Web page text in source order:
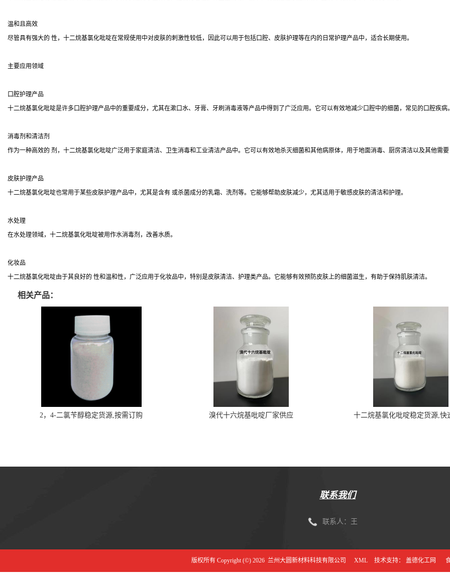
温和且高效
尽管具有强大的 性，十二烷基氯化吡啶在常规使用中对皮肤的刺激性较低，因此可以用于包括口腔、皮肤护理等在内的日常护理产品中，适合长期使用。
主要应用领域
口腔护理产品
十二烷基氯化吡啶是许多口腔护理产品中的重要成分，尤其在漱口水、牙膏、牙刷消毒液等产品中得到了广泛应用。它可以有效地减少口腔中的细菌，常见的口腔疾病。
消毒剂和清洁剂
作为一种高效的 剂，十二烷基氯化吡啶广泛用于家庭清洁、卫生消毒和工业清洁产品中。它可以有效地杀灭细菌和其他病原体，用于地面消毒、厨房清洁以及其他需要
皮肤护理产品
十二烷基氯化吡啶也常用于某些皮肤护理产品中，尤其是含有 或杀菌成分的乳霜、洗剂等。它能够帮助皮肤减少，尤其适用于敏感皮肤的清洁和护理。
水处理
在水处理领域，十二烷基氯化吡啶被用作水消毒剂，改善水质。
化妆品
十二烷基氯化吡啶由于其良好的 性和温和性，广泛应用于化妆品中，特别是皮肤清洁、护理类产品。它能够有效预防皮肤上的细菌滋生，有助于保持肌肤清洁。
相关产品：
2，4-二氯苄醇稳定货源,按需订购 溴代十六烷基吡啶厂家供应 十二烷基氯化吡啶稳定货源,快
联系我们
联系人：王
版权所有 Copyright (©) 2026 兰州大圆新材料科技有限公司 XML 技术支持： 盖德化工网